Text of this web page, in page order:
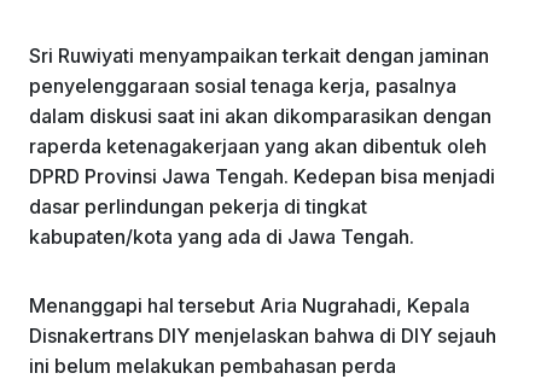
Sri Ruwiyati menyampaikan terkait dengan jaminan
penyelenggaraan sosial tenaga kerja, pasalnya
dalam diskusi saat ini akan dikomparasikan dengan
raperda ketenagakerjaan yang akan dibentuk oleh
DPRD Provinsi Jawa Tengah. Kedepan bisa menjadi
dasar perlindungan pekerja di tingkat
kabupaten/kota yang ada di Jawa Tengah.
Menanggapi hal tersebut Aria Nugrahadi, Kepala
Disnakertrans DIY menjelaskan bahwa di DIY sejauh
ini belum melakukan pembahasan perda